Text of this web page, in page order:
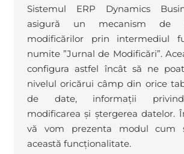
Sistemul ERP Dynamics
asigură un mecanism de
modificărilor prin intermediul
numite ”Jurnal de Modificări”.
configura astfel încât să ne
nivelul oricărui câmp din orice
de date, informații privind
modificarea și ștergerea datelor.
vă vom prezenta modul cum
această funcționalitate.